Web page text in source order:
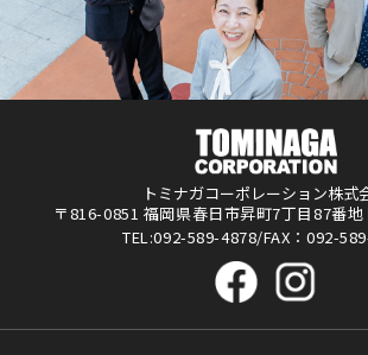
トミナガコーポレーション株式
〒816-0851 福岡県春日市昇町7丁目87番
TEL:092-589-4878/FAX：092-